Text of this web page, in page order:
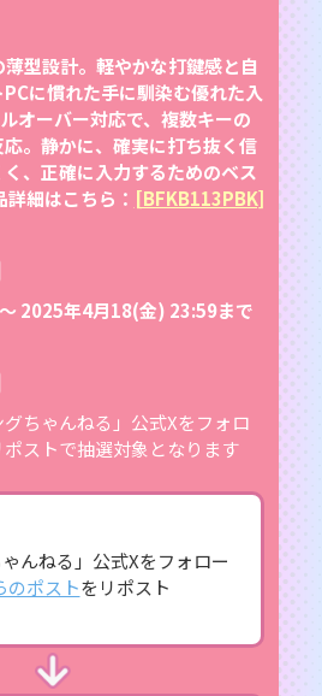
型設計。軽やかな打鍵感と自
に慣れた手に馴染む優れた入
オーバー対応で、複数キーの
。静かに、確実に打ち抜く信
、正確に入力するためのベス
詳細はこちら： [BFKB113PBK]
2025年4月18(金) 23:59まで
ちゃんねる」公式Xをフォロ
ストで抽選対象となります
ゃんねる」公式Xをフォロー
のポストをリポスト